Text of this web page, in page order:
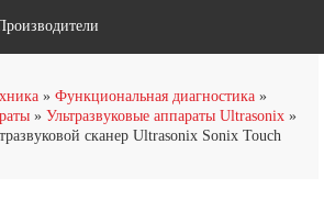
Функциональная диагностика
Ультразвуковые аппараты Ultrasonix
сканер Ultrasonix Sonix Touch